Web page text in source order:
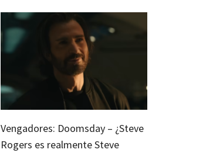
Vengadores: Doomsday – ¿Steve
Rogers es realmente Steve